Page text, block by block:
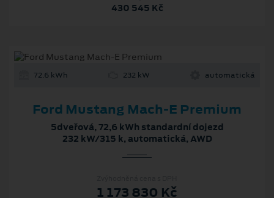
430 545 Kč
72.6 kWh 232 kW automatická
Ford Mustang Mach‑E Premium
5dveřová, 72,6 kWh standardní dojezd
232 kW/315 k, automatická, AWD
1 173 830 Kč